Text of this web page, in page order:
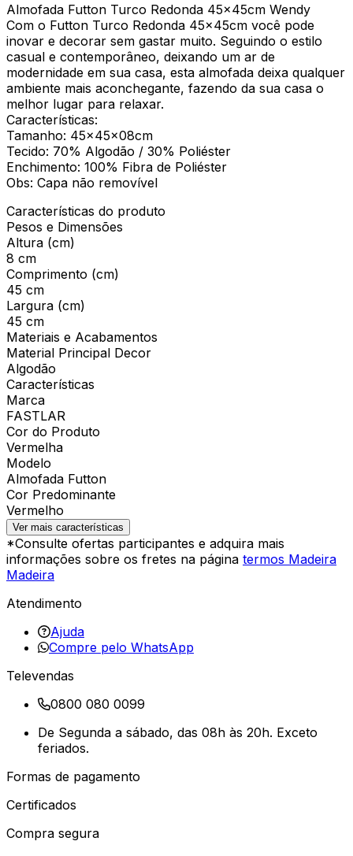
Almofada Futton Turco Redonda 45x45cm Wendy
Com o Futton Turco Redonda 45x45cm você pode
inovar e decorar sem gastar muito. Seguindo o estilo
casual e contemporâneo, deixando um ar de
modernidade em sua casa, esta almofada deixa qualquer
ambiente mais aconchegante, fazendo da sua casa o
melhor lugar para relaxar.
Características:
Tamanho: 45x45x08cm
Tecido: 70% Algodão / 30% Poliéster
Enchimento: 100% Fibra de Poliéster
Obs: Capa não removível
Características do produto
Pesos e Dimensões
Altura (cm)
8 cm
Comprimento (cm)
45 cm
Largura (cm)
45 cm
Materiais e Acabamentos
Material Principal Decor
Algodão
Características
Marca
FASTLAR
Cor do Produto
Vermelha
Modelo
Almofada Futton
Cor Predominante
Vermelho
Ver mais características
*Consulte ofertas participantes e adquira mais
informações sobre os fretes na página termos Madeira
Madeira
Atendimento
Ajuda
Compre pelo WhatsApp
Televendas
0800 080 0099
De Segunda a sábado, das 08h às 20h. Exceto
feriados.
Formas de pagamento
Certificados
Compra segura